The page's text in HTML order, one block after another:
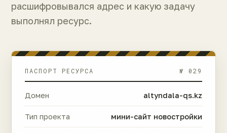
расшифровывался адрес и какую задачу
выполнял ресурс.
ПАСПОРТ РЕСУРСА № 029
Домен altyndala-qs.kz
Тип проекта мини-сайт новостройки